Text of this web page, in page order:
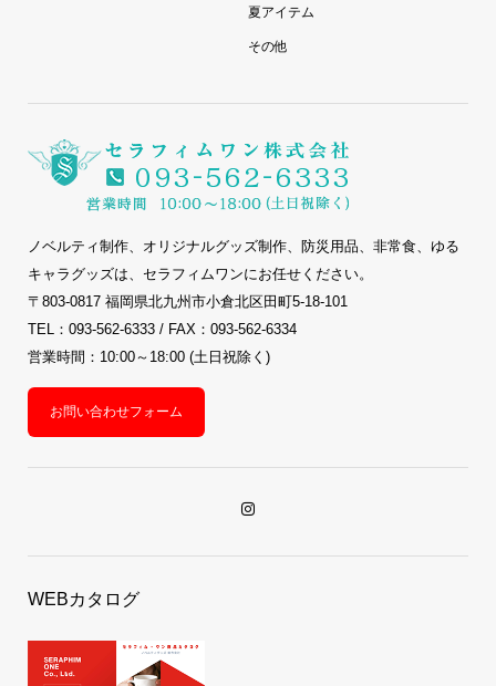
夏アイテム
その他
ノベルティ制作、オリジナルグッズ制作、防災用品、非常食、ゆる
キャラグッズは、セラフィムワンにお任せください。
〒803-0817 福岡県北九州市小倉北区田町5-18-101
TEL：093-562-6333 / FAX：093-562-6334
営業時間：10:00～18:00 (土日祝除く)
お問い合わせフォーム
WEBカタログ